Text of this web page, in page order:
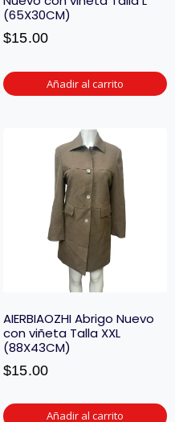
(65X30CM)
$15.00
Añadir al carrito
AIERBIAOZHI Abrigo Nuevo
con viñeta Talla XXL
(88X43CM)
$15.00
Añadir al carrito